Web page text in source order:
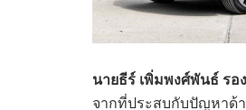
นายธีร์ เพิ่มพงศ์พันธ์ รอ
จากที่ประสบกับปัญหาด้